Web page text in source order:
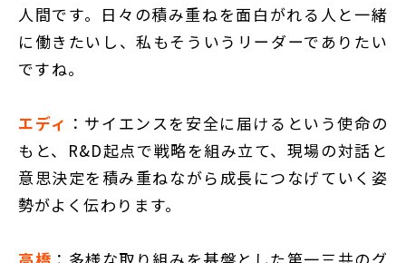
人間です。日々の積み重ねを面白がれる人と一緒
に働きたいし、私もそういうリーダーでありたい
ですね。
エディ ：サイエンスを安全に届けるという使命の
もと、R&D起点で戦略を組み立て、現場の対話と
意思決定を積み重ねながら成長につなげていく姿
勢がよく伝わります。